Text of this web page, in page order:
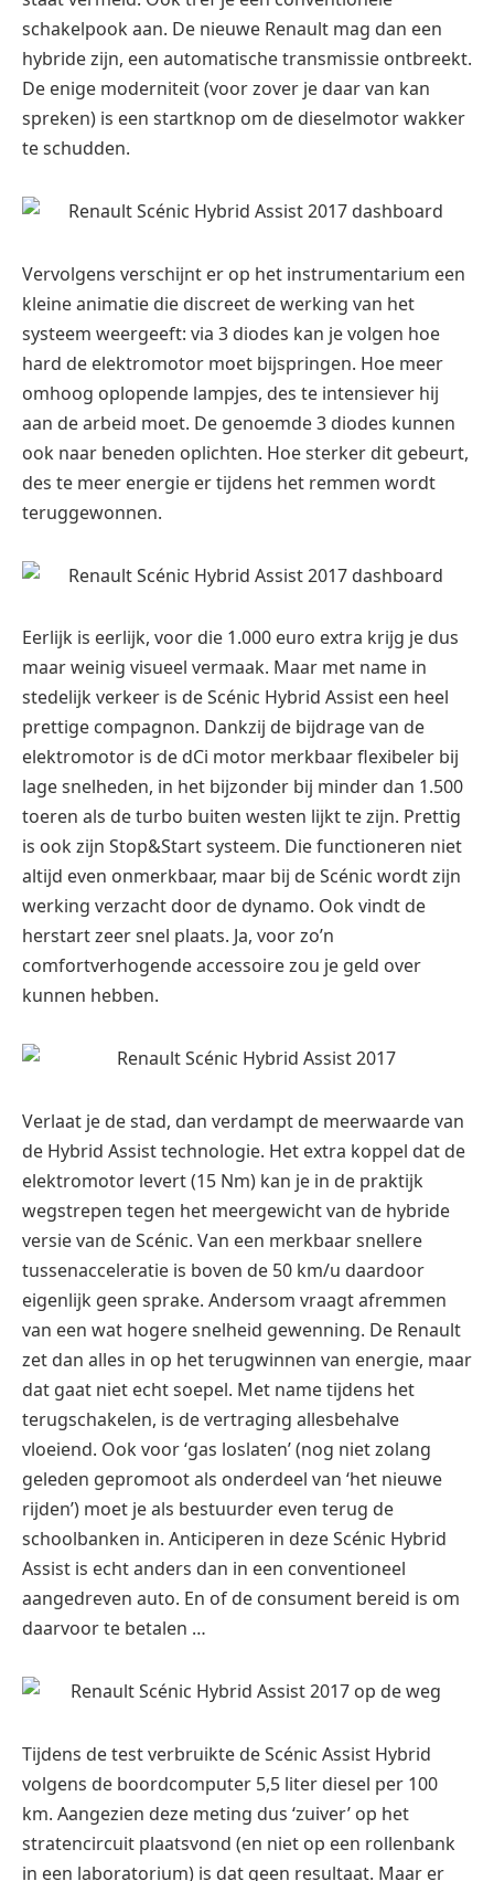
schakelpook aan. De nieuwe Renault mag dan een
hybride zijn, een automatische transmissie ontbreekt.
De enige moderniteit (voor zover je daar van kan
spreken) is een startknop om de dieselmotor wakker
te schudden.
Vervolgens verschijnt er op het instrumentarium een
kleine animatie die discreet de werking van het
systeem weergeeft: via 3 diodes kan je volgen hoe
hard de elektromotor moet bijspringen. Hoe meer
omhoog oplopende lampjes, des te intensiever hij
aan de arbeid moet. De genoemde 3 diodes kunnen
ook naar beneden oplichten. Hoe sterker dit gebeurt,
des te meer energie er tijdens het remmen wordt
teruggewonnen.
Eerlijk is eerlijk, voor die 1.000 euro extra krijg je dus
maar weinig visueel vermaak. Maar met name in
stedelijk verkeer is de Scénic Hybrid Assist een heel
prettige compagnon. Dankzij de bijdrage van de
elektromotor is de dCi motor merkbaar flexibeler bij
lage snelheden, in het bijzonder bij minder dan 1.500
toeren als de turbo buiten westen lijkt te zijn. Prettig
is ook zijn Stop&Start systeem. Die functioneren niet
altijd even onmerkbaar, maar bij de Scénic wordt zijn
werking verzacht door de dynamo. Ook vindt de
herstart zeer snel plaats. Ja, voor zo’n
comfortverhogende accessoire zou je geld over
kunnen hebben.
Verlaat je de stad, dan verdampt de meerwaarde van
de Hybrid Assist technologie. Het extra koppel dat de
elektromotor levert (15 Nm) kan je in de praktijk
wegstrepen tegen het meergewicht van de hybride
versie van de Scénic. Van een merkbaar snellere
tussenacceleratie is boven de 50 km/u daardoor
eigenlijk geen sprake. Andersom vraagt afremmen
van een wat hogere snelheid gewenning. De Renault
zet dan alles in op het terugwinnen van energie, maar
dat gaat niet echt soepel. Met name tijdens het
terugschakelen, is de vertraging allesbehalve
vloeiend. Ook voor ‘gas loslaten’ (nog niet zolang
geleden gepromoot als onderdeel van ‘het nieuwe
rijden’) moet je als bestuurder even terug de
schoolbanken in. Anticiperen in deze Scénic Hybrid
Assist is echt anders dan in een conventioneel
aangedreven auto. En of de consument bereid is om
daarvoor te betalen …
Tijdens de test verbruikte de Scénic Assist Hybrid
volgens de boordcomputer 5,5 liter diesel per 100
km. Aangezien deze meting dus ‘zuiver’ op het
stratencircuit plaatsvond (en niet op een rollenbank
in een laboratorium) is dat geen resultaat. Maar er